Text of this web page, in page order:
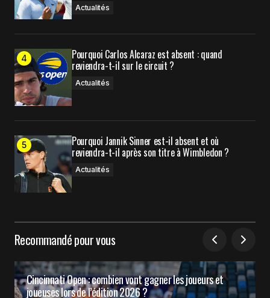
Actualités
Pourquoi Carlos Alcaraz est absent : quand
reviendra-t-il sur le circuit ?
Actualités
Pourquoi Jannik Sinner est-il absent et où
reviendra-t-il après son titre à Wimbledon ?
Actualités
Recommandé pour vous
Cincinnati Open : combien vont gagner les joueurs et
joueuses lors de l’édition 2026 ?